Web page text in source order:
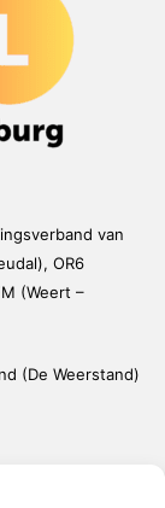
van
OR6
(Weert –
(De Weerstand)